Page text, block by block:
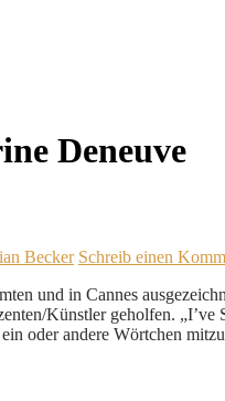
Deneuve
Becker Schreib einen
und in Cannes
Künstler geholfen.
oder andere Wörtchen